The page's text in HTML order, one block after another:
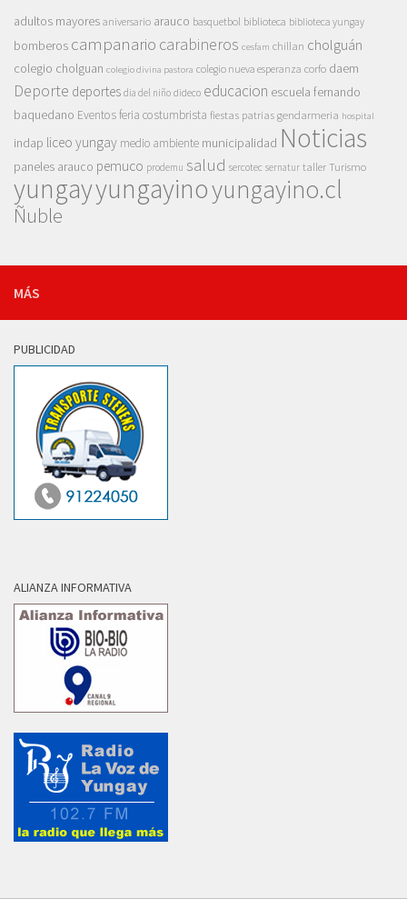
adultos mayores aniversario arauco basquetbol biblioteca biblioteca yungay
bomberos campanario carabineros cesfam chillan cholguán
colegio cholguan colegio divina pastora colegio nueva esperanza corfo daem
Deporte deportes dia del niño dideco educacion escuela fernando
baquedano Eventosferia costumbrista fiestas patrias gendarmeria hospital
indap liceo yungay medio ambiente municipalidad Noticias
paneles arauco pemuco prodemu salud sercotec sernatur taller Turismo
yungayyungayinoyungayino.cl
Ñuble
MÁS
PUBLICIDAD
ALIANZA INFORMATIVA